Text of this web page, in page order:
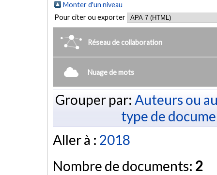
Monter d'un niveau
Pour citer ou exporter
Réseau de collaboration
Nuage de mots
Grouper par: Auteurs ou
type de
Aller à : 2018
Nombre de documents: 2